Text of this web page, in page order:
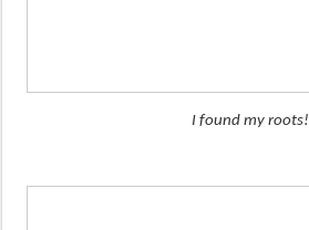
I found my roots!